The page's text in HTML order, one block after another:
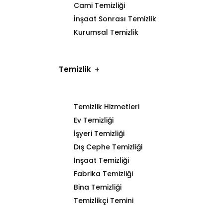
Cami Temizliği
İnşaat Sonrası Temizlik
Kurumsal Temizlik
Temizlik
Temizlik Hizmetleri
Ev Temizliği
İşyeri Temizliği
Dış Cephe Temizliği
İnşaat Temizliği
Fabrika Temizliği
Bina Temizliği
Temizlikçi Temini